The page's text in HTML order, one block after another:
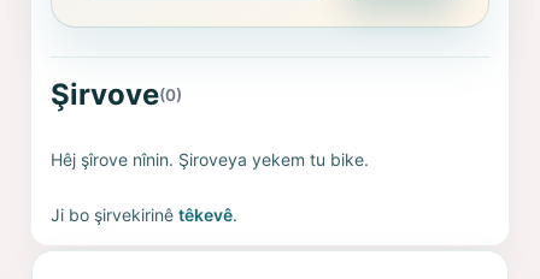
Şirvove(0)
Hêj şîrove nînin. Şiroveya yekem tu bike.
Ji bo şirvekirinêtêkevê.